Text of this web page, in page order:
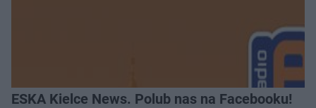
ESKA Kielce News. Polub nas na Facebooku!